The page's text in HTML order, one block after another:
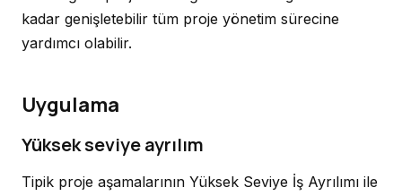
kadar genişletebilir tüm proje yönetim sürecine
yardımcı olabilir.
Uygulama
Yüksek seviye ayrılım
Tipik proje aşamalarının Yüksek Seviye İş Ayrılımı ile